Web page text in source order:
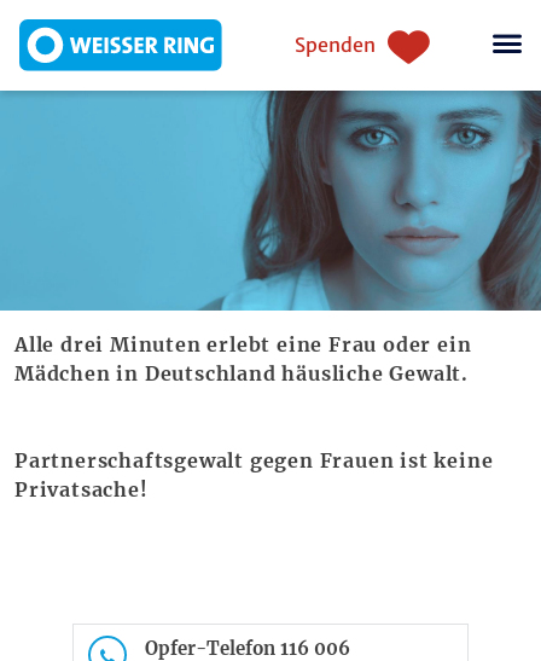
Spenden
Alle drei Minuten erlebt eine Frau oder ein
Mädchen in Deutschland häusliche Gewalt.
Partnerschaftsgewalt gegen Frauen ist keine
Privatsache!
Opfer-Telefon 116 006